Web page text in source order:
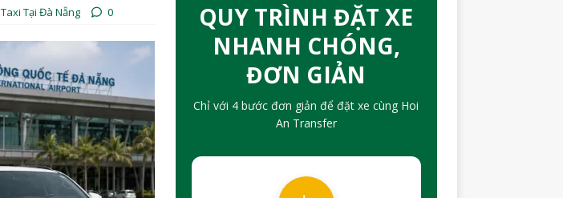
Taxi Tại Đà Nẵng 0
QUY TRÌNH ĐẶT XE
NHANH CHÓNG,
ĐƠN GIẢN
Chỉ với 4 bước đơn giản để đặt xe cùng Hoi
An Transfer